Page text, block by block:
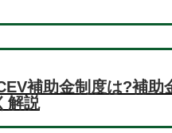
補助金制度は?補
解説